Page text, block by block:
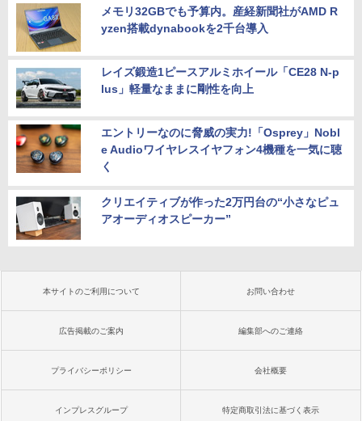
メモリ32GBでも予算内。産経新聞社がAMD R
yzen搭載dynabookを2千台導入
レイズ鍛造1ピースアルミホイール「CE28 N-p
lus」軽量なままに剛性を向上
エントリーなのに脅威の実力!「Osprey」Nobl
e Audioワイヤレスイヤフォン4機種を一気に聴
く
クリエイティブが作った2万円台の“小さなピュ
アオーディオスピーカー”
本サイトのご利用について お問い合わせ
広告掲載のご案内 編集部へのご連絡
プライバシーポリシー 会社概要
インプレスグループ 特定商取引法に基づく表示